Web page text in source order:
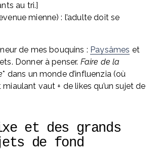
au tri.]
mienne) : l’adulte doit se
de mes bouquins : Paysâmes et
Donner à penser. Faire de la
* dans un monde d’influenzia (où
vaut + de likes qu’un sujet de
et des grands
de fond